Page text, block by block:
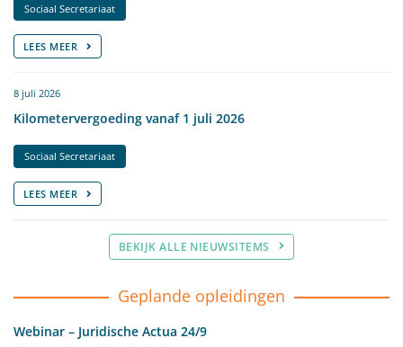
Sociaal Secretariaat
LEES MEER
8 juli 2026
Kilometervergoeding vanaf 1 juli 2026
Sociaal Secretariaat
LEES MEER
BEKIJK ALLE NIEUWSITEMS
Geplande opleidingen
Webinar – Juridische Actua 24/9